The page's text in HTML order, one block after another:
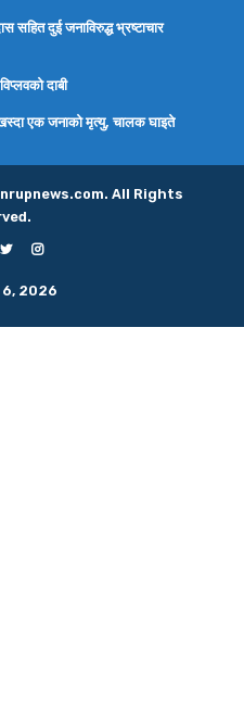
सहित दुई जनाविरुद्ध भ्रष्टाचार
दाबी
एक जनाको मृत्यु, चालक घाइते
All Rights
2026